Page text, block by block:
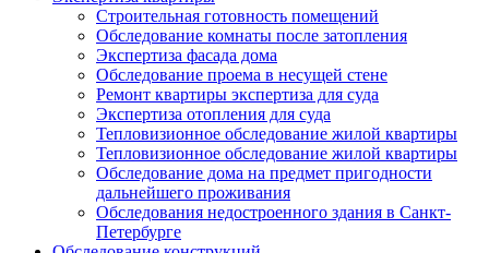
Строительная готовность помещений
Обследование комнаты после затопления
Экспертиза фасада дома
Обследование проема в несущей стене
Ремонт квартиры экспертиза для суда
Экспертиза отопления для суда
Тепловизионное обследование жилой квартиры
Тепловизионное обследование жилой квартиры
Обследование дома на предмет пригодности
дальнейшего проживания
Обследования недостроенного здания в Санкт-
Петербурге